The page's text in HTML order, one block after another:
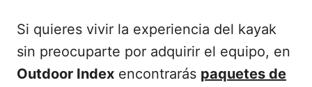
Si quieres vivir la experiencia del kayak
sin preocuparte por adquirir el equipo, en
Outdoor Index encontrarás paquetes de